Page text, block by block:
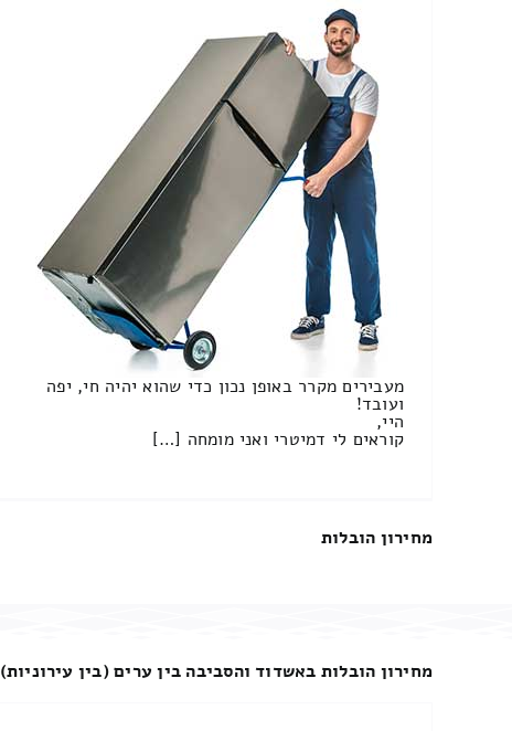
מעבירים מקרר באופן נכון כדי שהוא יהיה חי, יפה
ועובד!
היי,
קוראים לי דמיטרי ואני מומחה […]
מחירון הובלות
מחירון הובלות באשדוד והסביבה בין ערים (בין עירוניות)